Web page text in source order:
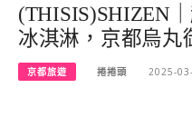
(THISIS)SHIZEN
冰淇淋，京都烏丸
京都旅遊 捲捲頭 2025-